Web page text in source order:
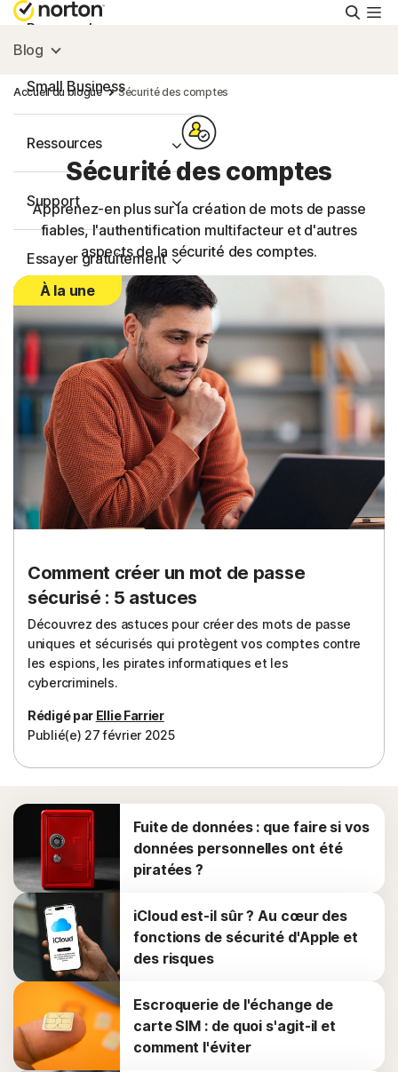
Personnel
Small Business
Ressources
Support
Essayer gratuitement
France
Connexion
Blog
Accueil du blogue Sécurité des comptes
Sécurité des comptes
Apprenez-en plus sur la création de mots de passe
fiables, l'authentification multifacteur et d'autres
aspects de la sécurité des comptes.
À la une
Comment créer un mot de passe
sécurisé : 5 astuces
Découvrez des astuces pour créer des mots de passe
uniques et sécurisés qui protègent vos comptes contre
les espions, les pirates informatiques et les
cybercriminels.
Rédigé par Ellie Farrier
Publié(e) 27 février 2025
Fuite de données : que faire si vos
données personnelles ont été
piratées ?
iCloud est-il sûr ? Au cœur des
fonctions de sécurité d'Apple et
des risques
Escroquerie de l'échange de
carte SIM : de quoi s'agit-il et
comment l'éviter